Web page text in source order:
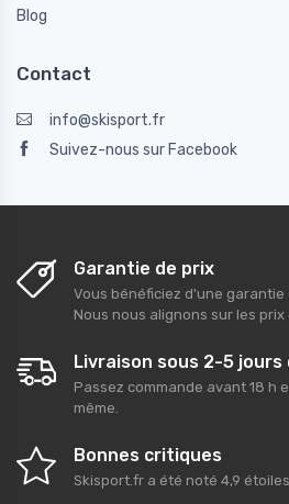
Blog
Contact
info@skisport.fr
Suivez-nous sur Facebook
Garantie de prix
Vous bénéficiez d'une
Nous nous alignons sur les
Livraison sous 2-5 jours
Passez commande avant 18 h
même.
Bonnes critiques
Skisport.fr a été noté 4,9